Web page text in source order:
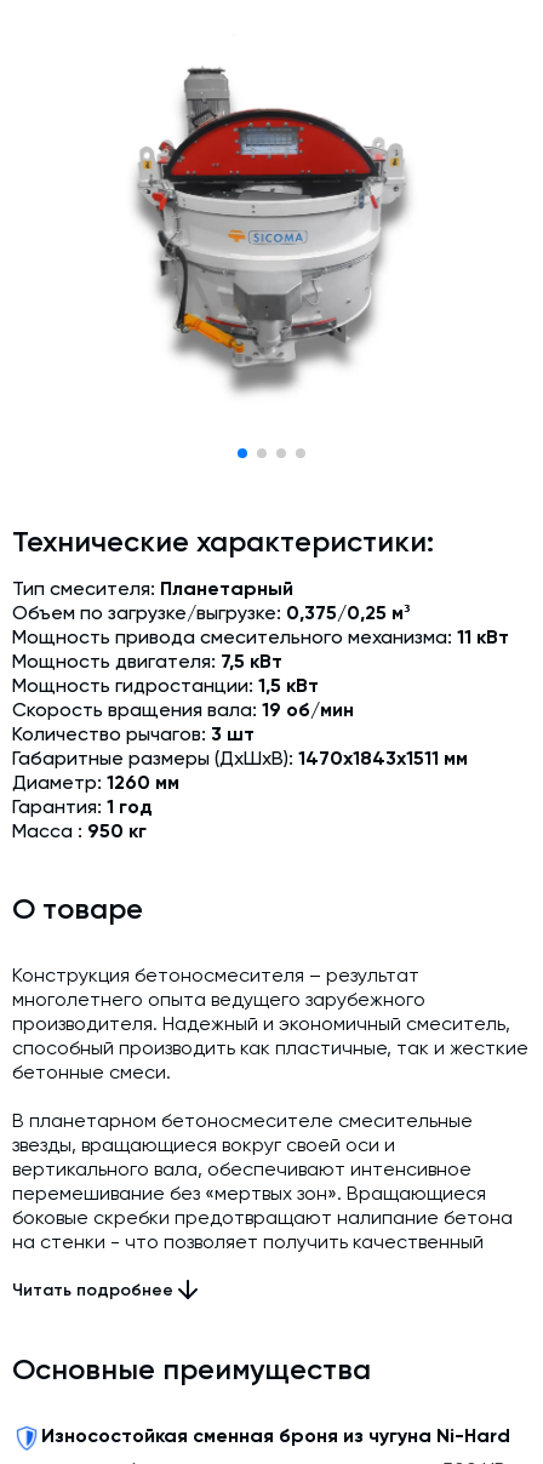
Затворы для силосов и дозаторов
Промышленные фильтры и комплектующие
Авто и Ж/Д весы
Оборудование для производства ЖБИ
Пневмооборудование
Телескопические загрузчики
Промышленные вибраторы
Околопрессовочное оборудование
Модернизация и техническое перевооружение
производств
Зимний комплект. Изготовление и монтаж
Срочная техпомощь. Онлайн-обследование и ремонт
завода
Доставка, шеф-монтаж и пуско-наладка и обучение
Автоматизированные системы управления (АСУ ТП) любой
сложности
Подбор и поставка комплектующих под любой завод
Технический аудит бетонных заводов и производств
Проектирование технологических линий,промышленных
зданий и сооружений
Технические характеристики:
Тип смесителя: Планетарный
Объем по загрузке/выгрузке: 0,375/0,25 м³
Мощность привода смесительного механизма: 11 кВт
Мощность двигателя: 7,5 кВт
Мощность гидростанции: 1,5 кВт
Скорость вращения вала: 19 об/мин
Количество рычагов: 3 шт
Габаритные размеры (ДхШхВ): 1470х1843х1511 мм
Диаметр: 1260 мм
Гарантия: 1 год
Масса : 950 кг
О товаре
Конструкция бетоносмесителя – результат
многолетнего опыта ведущего зарубежного
производителя. Надежный и экономичный смеситель,
способный производить как пластичные, так и жесткие
бетонные смеси.
В планетарном бетоносмесителе смесительные
звезды, вращающиеся вокруг своей оси и
вертикального вала, обеспечивают интенсивное
перемешивание без «мертвых зон». Вращающиеся
боковые скребки предотвращают налипание бетона
на стенки - что позволяет получить качественный
добавления воды.
разработанными редукторами с
увеличенным картером для масла. Это обеспечивает
повышая надежность работы и исключить перегрев
Читать подробнее
Основные преимущества
Износостойкая сменная броня из чугуна Ni-Hard